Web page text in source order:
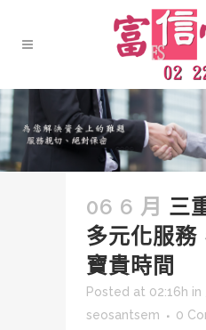
06 6 月 三
多元化服務
寶貴時間
Posted at 02:16h in
seosantsem
0